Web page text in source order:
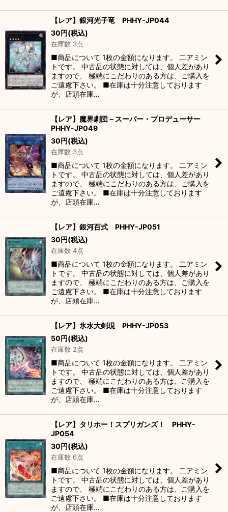
【レア】銀河光子竜 PHHY-JP044
30円(税込)
在庫数 3点
■商品について 1枚の金額になります。 二アミン
トです。 中古品の状態に対しては、個人差があり
ますので、 極端にこだわりのある方は、ご購入を
ご遠慮下さい。 ■在庫は十分注意しております
が、店頭在庫…
【レア】魔界劇団－スーパー・プロデューサー
PHHY-JP049
30円(税込)
在庫数 3点
■商品について 1枚の金額になります。 二アミン
トです。 中古品の状態に対しては、個人差があり
ますので、 極端にこだわりのある方は、ご購入を
ご遠慮下さい。 ■在庫は十分注意しております
が、店頭在庫…
【レア】銀河百式 PHHY-JP051
30円(税込)
在庫数 4点
■商品について 1枚の金額になります。 二アミン
トです。 中古品の状態に対しては、個人差があり
ますので、 極端にこだわりのある方は、ご購入を
ご遠慮下さい。 ■在庫は十分注意しております
が、店頭在庫…
【レア】氷水大剣現 PHHY-JP053
50円(税込)
在庫数 2点
■商品について 1枚の金額になります。 二アミン
トです。 中古品の状態に対しては、個人差があり
ますので、 極端にこだわりのある方は、ご購入を
ご遠慮下さい。 ■在庫は十分注意しております
が、店頭在庫…
【レア】タリホー！スプリガンズ！ PHHY-
JP054
30円(税込)
在庫数 6点
■商品について 1枚の金額になります。 二アミン
トです。 中古品の状態に対しては、個人差があり
ますので、 極端にこだわりのある方は、ご購入を
ご遠慮下さい。 ■在庫は十分注意しております
が、店頭在庫…